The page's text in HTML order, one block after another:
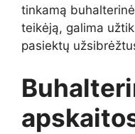
tinkamą
teikėją, galima
pasiektų